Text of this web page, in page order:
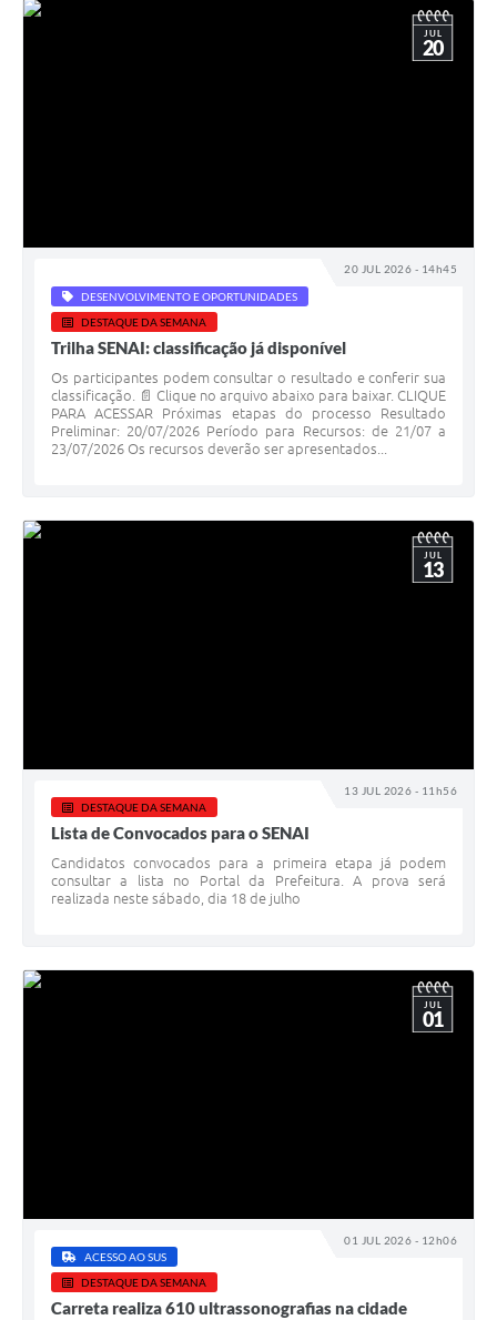
20 JUL 2026 - 14h45
JUL
20
DESENVOLVIMENTO E OPORTUNIDADES
DESTAQUE DA SEMANA
Trilha SENAI: classificação já disponível
Os participantes podem consultar o resultado e conferir sua
classificação. 📄 Clique no arquivo abaixo para baixar. CLIQUE
PARA ACESSAR Próximas etapas do processo Resultado
Preliminar: 20/07/2026 Período para Recursos: de 21/07 a
23/07/2026 Os recursos deverão ser apresentados...
13 JUL 2026 - 11h56
JUL
13
DESTAQUE DA SEMANA
Lista de Convocados para o SENAI
Candidatos convocados para a primeira etapa já podem
consultar a lista no Portal da Prefeitura. A prova será
realizada neste sábado, dia 18 de julho
01 JUL 2026 - 12h06
JUL
01
ACESSO AO SUS
DESTAQUE DA SEMANA
Carreta realiza 610 ultrassonografias na cidade